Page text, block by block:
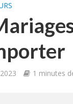
1 minutes